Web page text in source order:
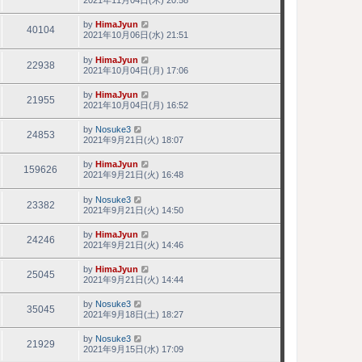
40104 by HimaJyun
2021年10月06日(水) 21:51
22938 by HimaJyun
2021年10月04日(月) 17:06
21955 by HimaJyun
2021年10月04日(月) 16:52
24853 by Nosuke3
2021年9月21日(火) 18:07
159626 by HimaJyun
2021年9月21日(火) 16:48
23382 by Nosuke3
2021年9月21日(火) 14:50
24246 by HimaJyun
2021年9月21日(火) 14:46
25045 by HimaJyun
2021年9月21日(火) 14:44
35045 by Nosuke3
2021年9月18日(土) 18:27
21929 by Nosuke3
2021年9月15日(水) 17:09